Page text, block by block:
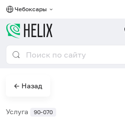
Чебоксары
← Назад
Услуга 90-070